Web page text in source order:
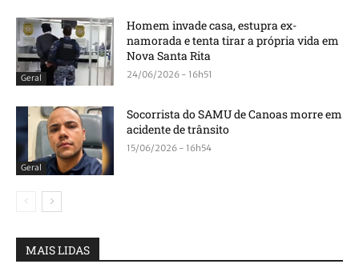
Geral
Homem invade casa, estupra ex-
namorada e tenta tirar a própria vida em
Nova Santa Rita
24/06/2026 - 16h51
Geral
Socorrista do SAMU de Canoas morre em
acidente de trânsito
15/06/2026 - 16h54
MAIS LIDAS